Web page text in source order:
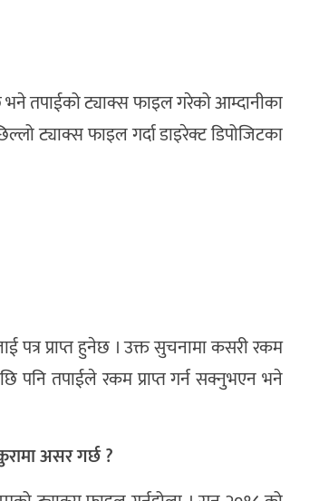
तपाईको ट्याक्स फाइल गरेको आम्दानीका
ट्याक्स फाइल गर्दा डाइरेक्ट डिपोजिटका
पत्र प्राप्त हुनेछ । उक्त सुचनामा कसरी रकम
पनि तपाईले रकम प्राप्त गर्न सक्नुभएन भने
असर गर्छ ?